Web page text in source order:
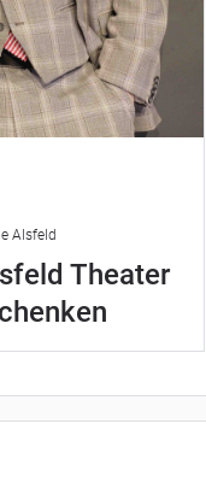
Alsfeld
Theater